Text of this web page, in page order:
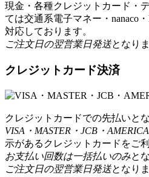
現金・各種クレジットカード・
ては交通系電子マネー・nanaco
対応しております。
ご注文日の翌営業日発送となり
クレジットカード決済
クレジットカードでの先払いとな
VISA・MASTER・JCB・
示があるクレジットカードをご
お支払い回数は一括払いのみと
ご注文日の翌営業日発送となり